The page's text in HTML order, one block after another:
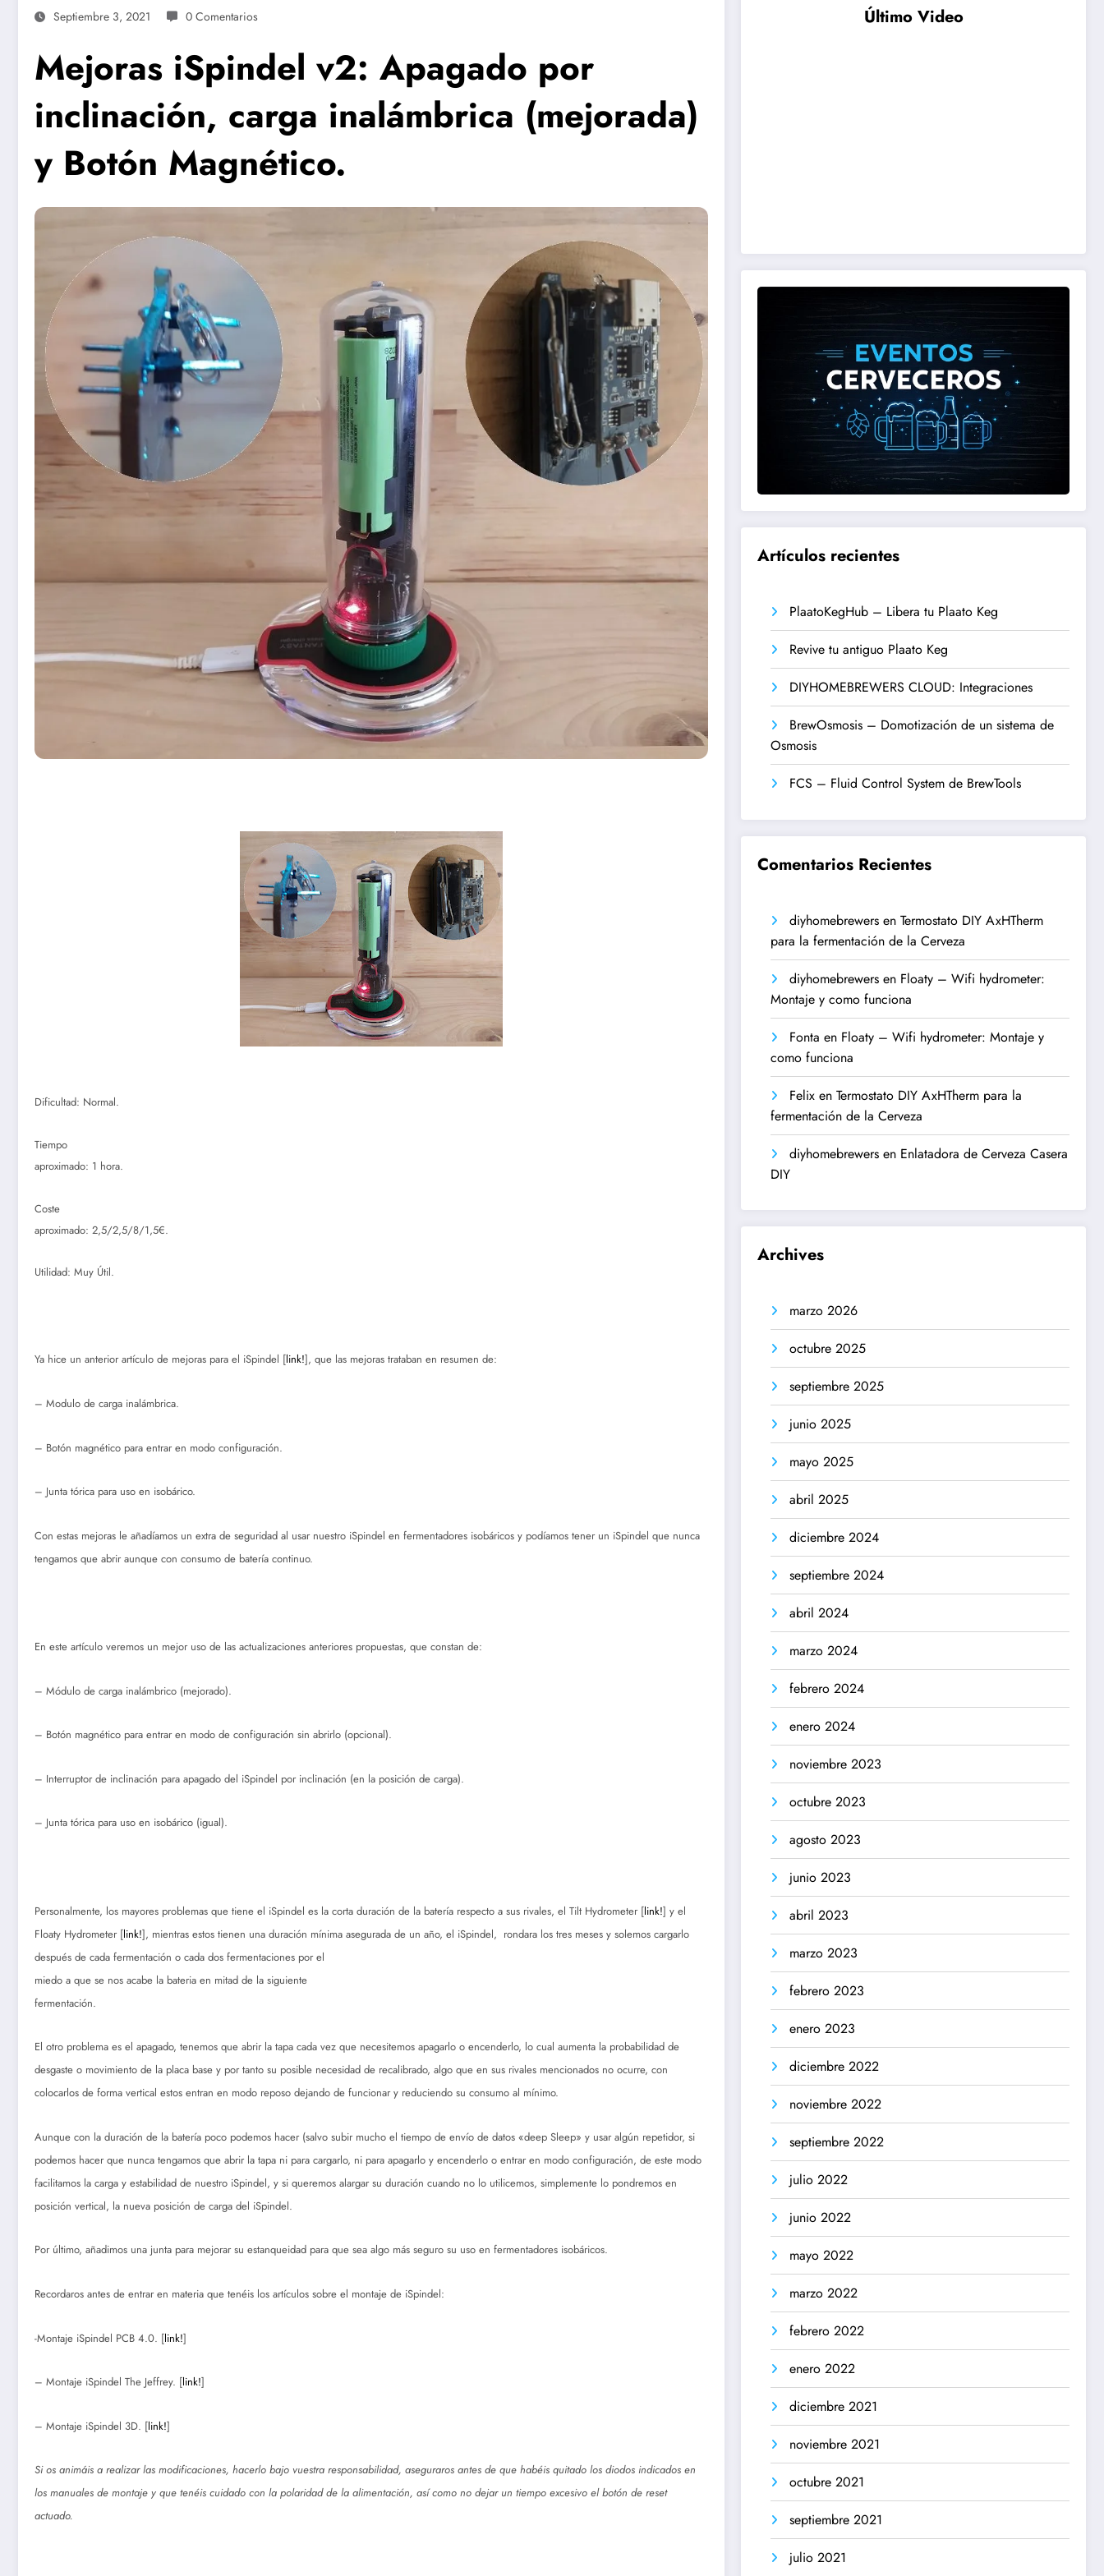
Septiembre 3, 2021 0 Comentarios
Mejoras iSpindel v2: Apagado por
inclinación, carga inalámbrica (mejorada)
y Botón Magnético.
Dificultad: Normal.
Tiempo
aproximado: 1 hora.
Coste
aproximado: 2,5/2,5/8/1,5€.
Utilidad: Muy Útil.
Ya hice un anterior artículo de mejoras para el iSpindel [link!], que las mejoras trataban en resumen de:
– Modulo de carga inalámbrica.
– Botón magnético para entrar en modo configuración.
– Junta tórica para uso en isobárico.
Con estas mejoras le añadíamos un extra de seguridad al usar nuestro iSpindel en fermentadores isobáricos y podíamos tener un iSpindel que nunca
tengamos que abrir aunque con consumo de batería continuo.
En este artículo veremos un mejor uso de las actualizaciones anteriores propuestas, que constan de:
– Módulo de carga inalámbrico (mejorado).
– Botón magnético para entrar en modo de configuración sin abrirlo (opcional).
– Interruptor de inclinación para apagado del iSpindel por inclinación (en la posición de carga).
– Junta tórica para uso en isobárico (igual).
Personalmente, los mayores problemas que tiene el iSpindel es la corta duración de la batería respecto a sus rivales, el Tilt Hydrometer [link!] y el
Floaty Hydrometer [link!], mientras estos tienen una duración mínima asegurada de un año, el iSpindel, rondara los tres meses y solemos cargarlo
después de cada fermentación o cada dos fermentaciones por el
miedo a que se nos acabe la bateria en mitad de la siguiente
fermentación.
El otro problema es el apagado, tenemos que abrir la tapa cada vez que necesitemos apagarlo o encenderlo, lo cual aumenta la probabilidad de
desgaste o movimiento de la placa base y por tanto su posible necesidad de recalibrado, algo que en sus rivales mencionados no ocurre, con
colocarlos de forma vertical estos entran en modo reposo dejando de funcionar y reduciendo su consumo al mínimo.
Aunque con la duración de la batería poco podemos hacer (salvo subir mucho el tiempo de envío de datos «deep Sleep» y usar algún repetidor, si
podemos hacer que nunca tengamos que abrir la tapa ni para cargarlo, ni para apagarlo y encenderlo o entrar en modo configuración, de este modo
facilitamos la carga y estabilidad de nuestro iSpindel, y si queremos alargar su duración cuando no lo utilicemos, simplemente lo pondremos en
posición vertical, la nueva posición de carga del iSpindel.
Por último, añadimos una junta para mejorar su estanqueidad para que sea algo más seguro su uso en fermentadores isobáricos.
Recordaros antes de entrar en materia que tenéis los artículos sobre el montaje de iSpindel:
-Montaje iSpindel PCB 4.0. [link!]
– Montaje iSpindel The Jeffrey. [link!]
– Montaje iSpindel 3D. [link!]
Si os animáis a realizar las modificaciones, hacerlo bajo vuestra responsabilidad, aseguraros antes de que habéis quitado los diodos indicados en
los manuales de montaje y que tenéis cuidado con la polaridad de la alimentación, así como no dejar un tiempo excesivo el botón de reset
actuado.
Último Video
Artículos recientes
PlaatoKegHub – Libera tu Plaato Keg
Revive tu antiguo Plaato Keg
DIYHOMEBREWERS CLOUD: Integraciones
BrewOsmosis – Domotización de un sistema de
Osmosis
FCS – Fluid Control System de BrewTools
Comentarios Recientes
diyhomebrewers enTermostato DIY AxHTherm
para la fermentación de la Cerveza
diyhomebrewers en Floaty – Wifi hydrometer:
Montaje y como funciona
Fonta en Floaty – Wifi hydrometer: Montaje y
como funciona
Felix enTermostato DIY AxHTherm para la
fermentación de la Cerveza
diyhomebrewers en Enlatadora de Cerveza Casera
DIY
Archives
marzo 2026
octubre 2025
septiembre 2025
junio 2025
mayo 2025
abril 2025
diciembre 2024
septiembre 2024
abril 2024
marzo 2024
febrero 2024
enero 2024
noviembre 2023
octubre 2023
agosto 2023
junio 2023
abril 2023
marzo 2023
febrero 2023
enero 2023
diciembre 2022
noviembre 2022
septiembre 2022
julio 2022
junio 2022
mayo 2022
marzo 2022
febrero 2022
enero 2022
diciembre 2021
noviembre 2021
octubre 2021
septiembre 2021
julio 2021